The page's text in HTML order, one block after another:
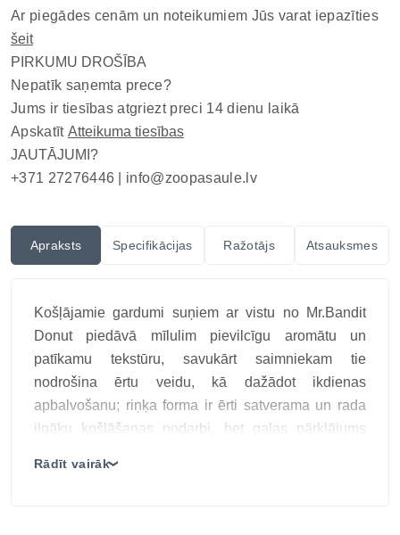
Ar piegādes cenām un noteikumiem Jūs varat iepazīties
šeit
PIRKUMU DROŠĪBA
Nepatīk saņemta prece?
Jums ir tiesības atgriezt preci 14 dienu laikā
Apskatīt Atteikuma tiesības
JAUTĀJUMI?
+371 27276446 | info@zoopasaule.lv
Apraksts Specifikācijas Ražotājs Atsauksmes
Košļājamie gardumi suņiem ar vistu no Mr.Bandit
Donut piedāvā mīlulim pievilcīgu aromātu un
patīkamu tekstūru, savukārt saimniekam tie
nodrošina ērtu veidu, kā dažādot ikdienas
apbalvošanu; riņķa forma ir ērti satverama un rada
ilgāku košļāšanas nodarbi, bet gaļas pārklājums
Rādīt vairāk❯